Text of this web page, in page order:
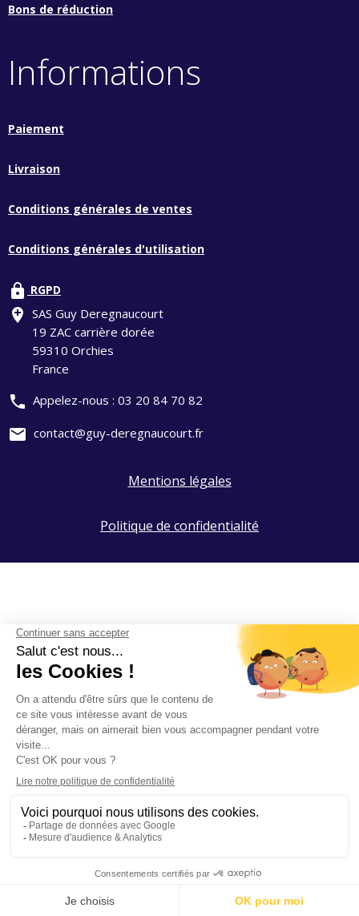
Bons de réduction
Informations
Paiement
Livraison
Conditions générales de ventes
Conditions générales d'utilisation
lock RGPD
add_location SAS Guy Deregnaucourt
19 ZAC carrière dorée
59310 Orchies
France
phone Appelez-nous : 03 20 84 70 82
mail contact@guy-deregnaucourt.fr
Mentions légales
Politique de confidentialité